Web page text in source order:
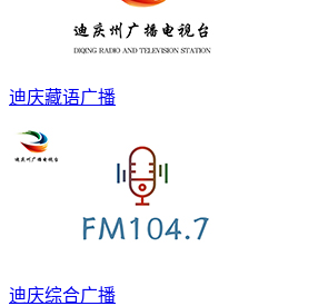
迪庆藏语广播
迪庆综合广播